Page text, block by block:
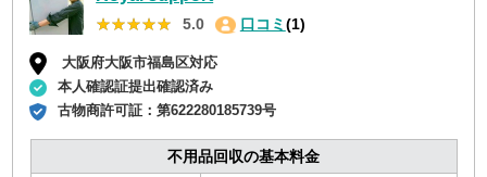
★★★★★
★★★★★ 5.0 口コミ (1)
大阪府大阪市福島区対応
本人確認証提出確認済み
古物商許可証：第622280185739号
不用品回収の基本料金